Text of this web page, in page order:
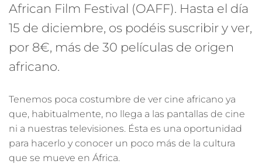
African Film Festival (OAFF). Hasta el día
15 de diciembre, os podéis suscribir y ver,
por 8€, más de 30 películas de origen
africano.
Tenemos poca costumbre de ver cine africano ya
que, habitualmente, no llega a las pantallas de cine
ni a nuestras televisiones. Ésta es una oportunidad
para hacerlo y conocer un poco más de la cultura
que se mueve en África.